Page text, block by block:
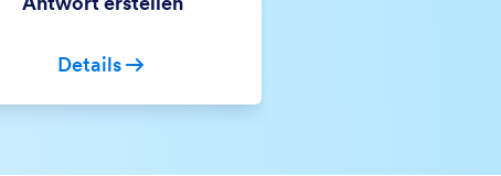
Details